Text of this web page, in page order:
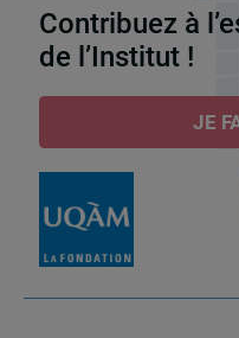
Contribuez à
de l’Institut !
JE